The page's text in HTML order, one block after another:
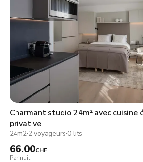
Charmant studio 24m² avec cuisine
privative
24m2 2 voyageurs 0 lits
66.00CHF
Par nuit